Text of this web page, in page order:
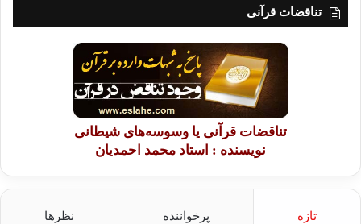
تناقضات قرآنی
تناقضات قرآنی یا وسوسه‌های شیطانی
نویسنده : استاد محمد احمدیان
تازه پرخواننده نظرها